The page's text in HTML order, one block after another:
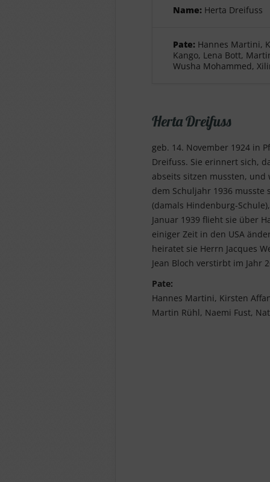
Name: Herta Dreifuss
Pate: Hannes Martini,
Kango, Lena Bott,
Wusha Mohammed,
Herta Dreifuss
geb. 14. November 1924 in
Dreifuss. Sie erinnert sich,
abseits sitzen mussten,
dem Schuljahr 1936 musste
(damals Hindenburg-
Januar 1939 flieht sie über
einiger Zeit in den USA
heiratet sie Herrn Jacques
Jean Bloch verstirbt im Jahr
Pate:
Hannes Martini, Kirsten
Martin Rühl, Naemi Fust,